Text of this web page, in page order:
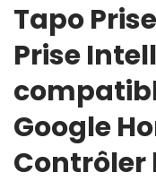
Tapo
Prise
Google
Contrôler